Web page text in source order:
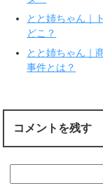
ィ
ン
で
開
き
とと姉ちゃん｜
どこ？
とと姉ちゃん｜
事件とは？
コメントを残す